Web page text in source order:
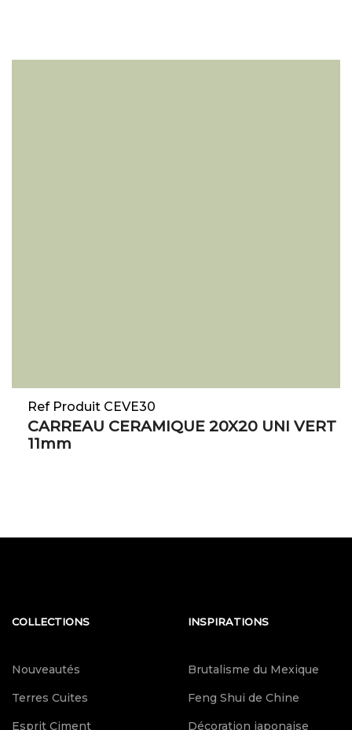
Ref Produit CEVE30
CARREAU CERAMIQUE 20X20 UNI VERT
11mm
COLLECTIONS
Nouveautés
Terres Cuites
Esprit Ciment
INSPIRATIONS
Brutalisme du Mexique
Feng Shui de Chine
Décoration japonaise